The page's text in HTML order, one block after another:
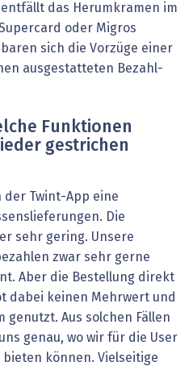
das Herumkramen im
oder Migros
sich die Vorzüge einer
ausgestatteten Bezahl-
Funktionen
gestrichen
Twint-App eine
Die
sehr gering. Unsere
zwar sehr gerne
Aber die Bestellung direkt
dabei keinen Mehrwert und
Aus solchen Fällen
genau, wo wir für die User
können. Vielseitige